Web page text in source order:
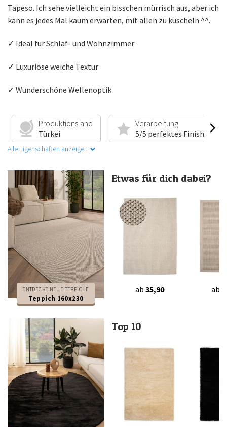
Tapeso. Ich sehe vielleicht ein bisschen mürrisch aus, aber ich
kann es jedes Mal kaum erwarten, mit allen zu kuscheln ^^.
✓ Ideal für Schlaf- und Wohnzimmer
✓ Luxuriöse weiche Textur
✓ Wunderschöne Wellenoptik
Produktionsland
Türkei
Verarbeitung
5/5 perfektes Finish
Alle Eigenschaften anzeigen
ENTDECKE NEUE TEPPICHE
Teppich 160x230
Etwas für dich dabei?
ab 35,90 ab
Top 10